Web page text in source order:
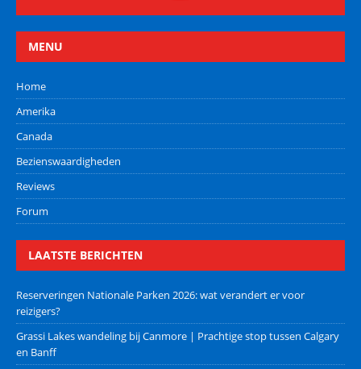
MENU
Home
Amerika
Canada
Bezienswaardigheden
Reviews
Forum
LAATSTE BERICHTEN
Reserveringen Nationale Parken 2026: wat verandert er voor
reizigers?
Grassi Lakes wandeling bij Canmore | Prachtige stop tussen Calgary
en Banff